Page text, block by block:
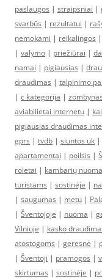
paslaugos | straipsniai |
svarbūs | rezultatui |
nemokami | reikalingos |
| valymo | priežiūrai |
namai | pigiausias |
draudimas | talpinimo
| c kategorija | zombynas
aviabilietai internetu |
pigiausias draudimas
gprs | tvdb | siuntos uk |
apartamentai | poilsis |
roletai | kambarių nuoma
turistams | sostinėje |
| saugumas | metu |
| Šventojoje | nuoma |
Vilniuje | kasko
atostogoms | geresnė |
| Šventoji | pramogos |
skirtumas | sostinėje |